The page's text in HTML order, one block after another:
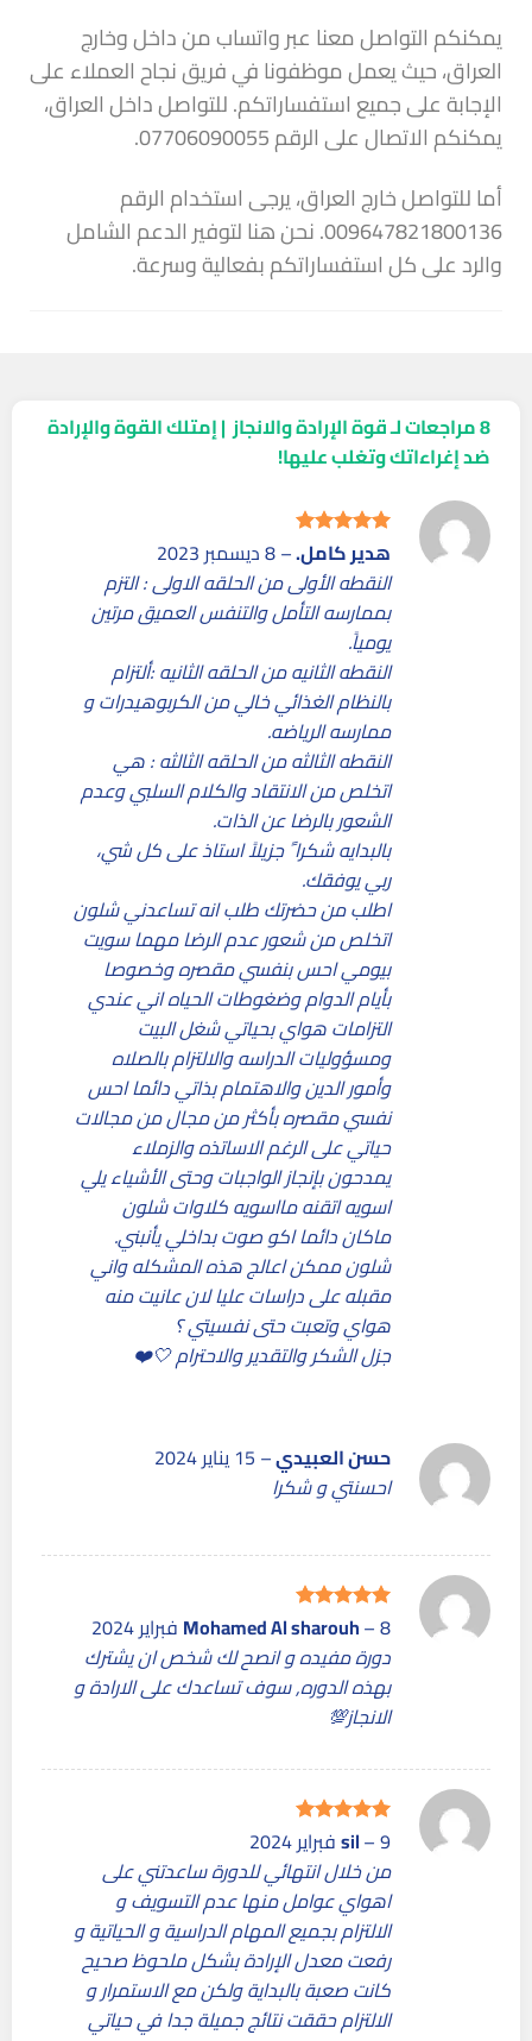
يمكنكم التواصل معنا عبر واتساب من داخل وخارج
العراق، حيث يعمل موظفونا في فريق نجاح العملاء على
الإجابة على جميع استفساراتكم. للتواصل داخل العراق،
يمكنكم الاتصال على الرقم 07706090055.
أما للتواصل خارج العراق، يرجى استخدام الرقم
009647821800136. نحن هنا لتوفير الدعم الشامل
والرد على كل استفساراتكم بفعالية وسرعة.
8 مراجعات لـ
قوة الإرادة والانجاز | إمتلك القوة والإرادة
ضد إغراءاتك وتغلب عليها!
تم التقييم
من 5
هدير كامل.–8 ديسمبر 2023
النقطه الأولى من الحلقه الاولى : التزم
بممارسه التأمل والتنفس العميق مرتين
يومياً.
النقطه الثانيه من الحلقه الثانيه :ألتزام
بالنظام الغذائي خالي من الكربوهيدرات و
ممارسه الرياضه.
النقطه الثالثه من الحلقه الثالثه : هي
اتخلص من الانتقاد والكلام السلبي وعدم
الشعور بالرضا عن الذات.
بالبدايه شكرا ً جزيلاً استاذ على كل شي،
ربي يوفقك.
اطلب من حضرتك طلب انه تساعدني شلون
اتخلص من شعور عدم الرضا مهما سويت
بيومي احس بنفسي مقصره وخصوصا
بأيام الدوام وضغوطات الحياه اني عندي
التزامات هواي بحياتي شغل البيت
ومسؤوليات الدراسه والالتزام بالصلاه
وأمور الدين والاهتمام بذاتي دائما احس
نفسي مقصره بأكثر من مجال من مجالات
حياتي على الرغم الاساتذه والزملاء
يمدحون بإنجاز الواجبات وحتى الأشياء يلي
اسويه اتقنه مااسويه كلاوات شلون
ماكان دائما اكو صوت بداخلي يأنبني.
شلون ممكن اعالج هذه المشكله واني
مقبله على دراسات عليا لان عانيت منه
هواي وتعبت حتى نفسيتي ؟
جزل الشكر والتقدير والاحترام 🤍❤️
حسن العبيدي– 15 يناير 2024
احسنتي و شكرا
تم التقييم
5
من 5Mohamed Al sharouh–8 فبراير 2024
دورة مفيده و انصح لك شخص ان يشترك
بهذه الدوره, سوف تساعدك على الارادة و
الانجاز💯
تم التقييم
5
من 5
sil–9 فبراير 2024
من خلال انتهائي للدورة ساعدتني على
اهواي عوامل منها عدم التسويف و
الالتزام بجميع المهام الدراسية و الحياتية و
رفعت معدل الإرادة بشكل ملحوظ صحيح
كانت صعبة بالبداية ولكن مع الاستمرار و
الالتزام حققت نتائج جميلة جدا في حياتي